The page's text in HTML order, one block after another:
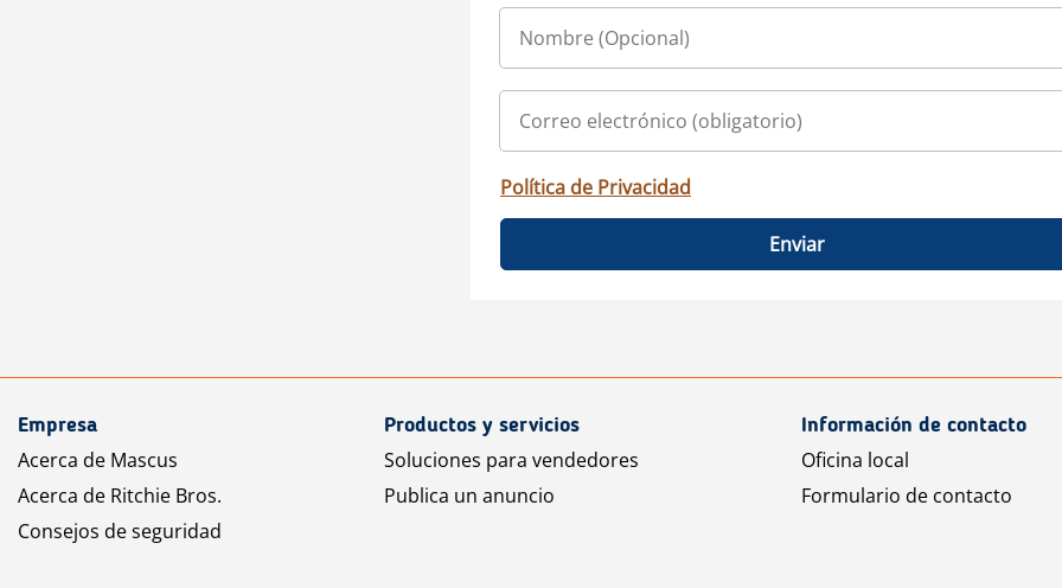
Política de Privacidad
Enviar
Empresa
Acerca de Mascus
Acerca de Ritchie Bros.
Consejos de seguridad
Productos y servicios
Soluciones para vendedores
Publica un anuncio
Información de contacto
Oficina local
Formulario de contacto